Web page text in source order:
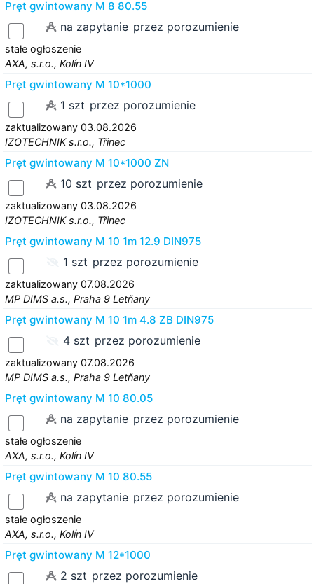
Pręt gwintowany M 8 80.55
na zapytanie przez porozumienie
stałe ogłoszenie
AXA, s.r.o., Kolín IV
Pręt gwintowany M 10*1000
1 szt przez porozumienie
zaktualizowany 03.08.2026
IZOTECHNIK s.r.o., Třinec
Pręt gwintowany M 10*1000 ZN
10 szt przez porozumienie
zaktualizowany 03.08.2026
IZOTECHNIK s.r.o., Třinec
Pręt gwintowany M 10 1m 12.9 DIN975
1 szt przez porozumienie
zaktualizowany 07.08.2026
MP DIMS a.s., Praha 9 Letňany
Pręt gwintowany M 10 1m 4.8 ZB DIN975
4 szt przez porozumienie
zaktualizowany 07.08.2026
MP DIMS a.s., Praha 9 Letňany
Pręt gwintowany M 10 80.05
na zapytanie przez porozumienie
stałe ogłoszenie
AXA, s.r.o., Kolín IV
Pręt gwintowany M 10 80.55
na zapytanie przez porozumienie
stałe ogłoszenie
AXA, s.r.o., Kolín IV
Pręt gwintowany M 12*1000
2 szt przez porozumienie